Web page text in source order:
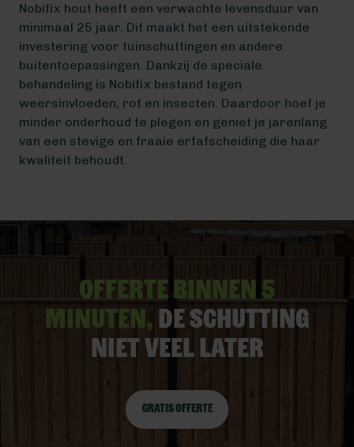
Nobifix hout heeft een verwachte levensduur van
minimaal 25 jaar. Dit maakt het een uitstekende
investering voor tuinschuttingen en andere
buitentoepassingen. Dankzij de speciale
behandeling is Nobifix bestand tegen
weersinvloeden, rot en insecten. Daardoor hoef je
minder onderhoud te plegen en geniet je jarenlang
van een stevige en fraaie erfafscheiding die haar
kwaliteit behoudt.
Offerte binnen 5
minuten, De schutting
niet veel later
Gratis offerte